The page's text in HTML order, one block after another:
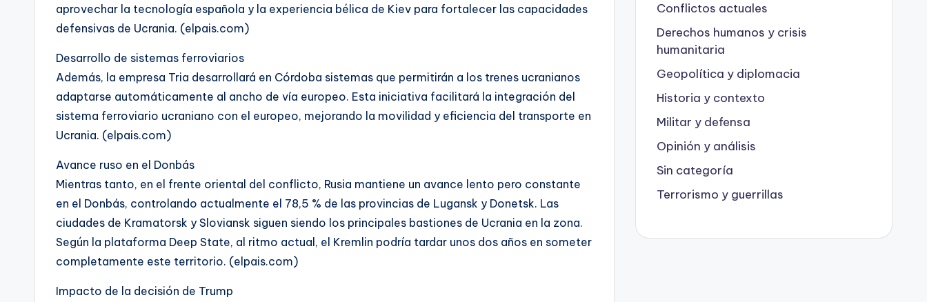
aprovechar la tecnología española y la experiencia bélica de Kiev para fortalecer las capacidades
defensivas de Ucrania. (elpais.com)
Desarrollo de sistemas ferroviarios
Además, la empresa Tria desarrollará en Córdoba sistemas que permitirán a los trenes ucranianos
adaptarse automáticamente al ancho de vía europeo. Esta iniciativa facilitará la integración del
sistema ferroviario ucraniano con el europeo, mejorando la movilidad y eficiencia del transporte en
Ucrania. (elpais.com)
Avance ruso en el Donbás
Mientras tanto, en el frente oriental del conflicto, Rusia mantiene un avance lento pero constante
en el Donbás, controlando actualmente el 78,5 % de las provincias de Lugansk y Donetsk. Las
ciudades de Kramatorsk y Sloviansk siguen siendo los principales bastiones de Ucrania en la zona.
Según la plataforma Deep State, al ritmo actual, el Kremlin podría tardar unos dos años en someter
completamente este territorio. (elpais.com)
Impacto de la decisión de Trump
Conflictos actuales
Derechos humanos y crisis
humanitaria
Geopolítica y diplomacia
Historia y contexto
Militar y defensa
Opinión y análisis
Sin categoría
Terrorismo y guerrillas